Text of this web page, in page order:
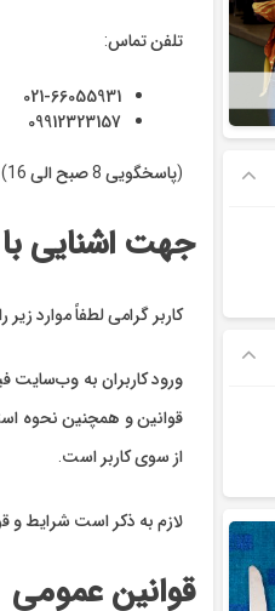
تلفن تماس:
021-66055931
09912323157
(پاسخگویی 8 صبح الی 16)
جهت اشنایی با
کاربر گرامی لطفاً موارد
ورود کاربران به وب‏‌سایت
قوانین و همچنین نحوه
از سوی کاربر است.
لازم به ذکر است شرایط و
قوانین عمومی